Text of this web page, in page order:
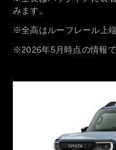
みます。
※全高はルーフレール上
※2026年5月時点の情報で